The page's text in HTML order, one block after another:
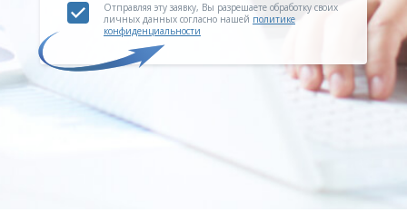
Отправляя эту заявку, Вы разрешаете обработку своих
личных данных согласно нашей политике
конфиденциальности